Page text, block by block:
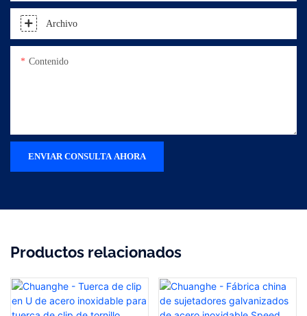
Archivo
Contenido
ENVIAR CONSULTA AHORA
Productos relacionados